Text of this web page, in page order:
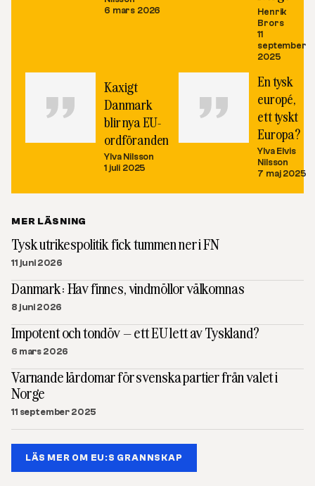
6 mars 2026
Henrik
Brors
11
september
2025
Kaxigt
Danmark
blir nya EU-
ordföranden
Ylva Nilsson
1 juli 2025
En tysk
europé,
ett tyskt
Europa?
Ylva Elvis
Nilsson
7 maj 2025
MER LÄSNING
Tysk utrikespolitik fick tummen ner i FN
11 juni 2026
Danmark: Hav finnes, vindmöllor välkomnas
8 juni 2026
Impotent och tondöv – ett EU lett av Tyskland?
6 mars 2026
Varnande lärdomar för svenska partier från valet i
Norge
11 september 2025
LÄS MER OM EU:S GRANNSKAP